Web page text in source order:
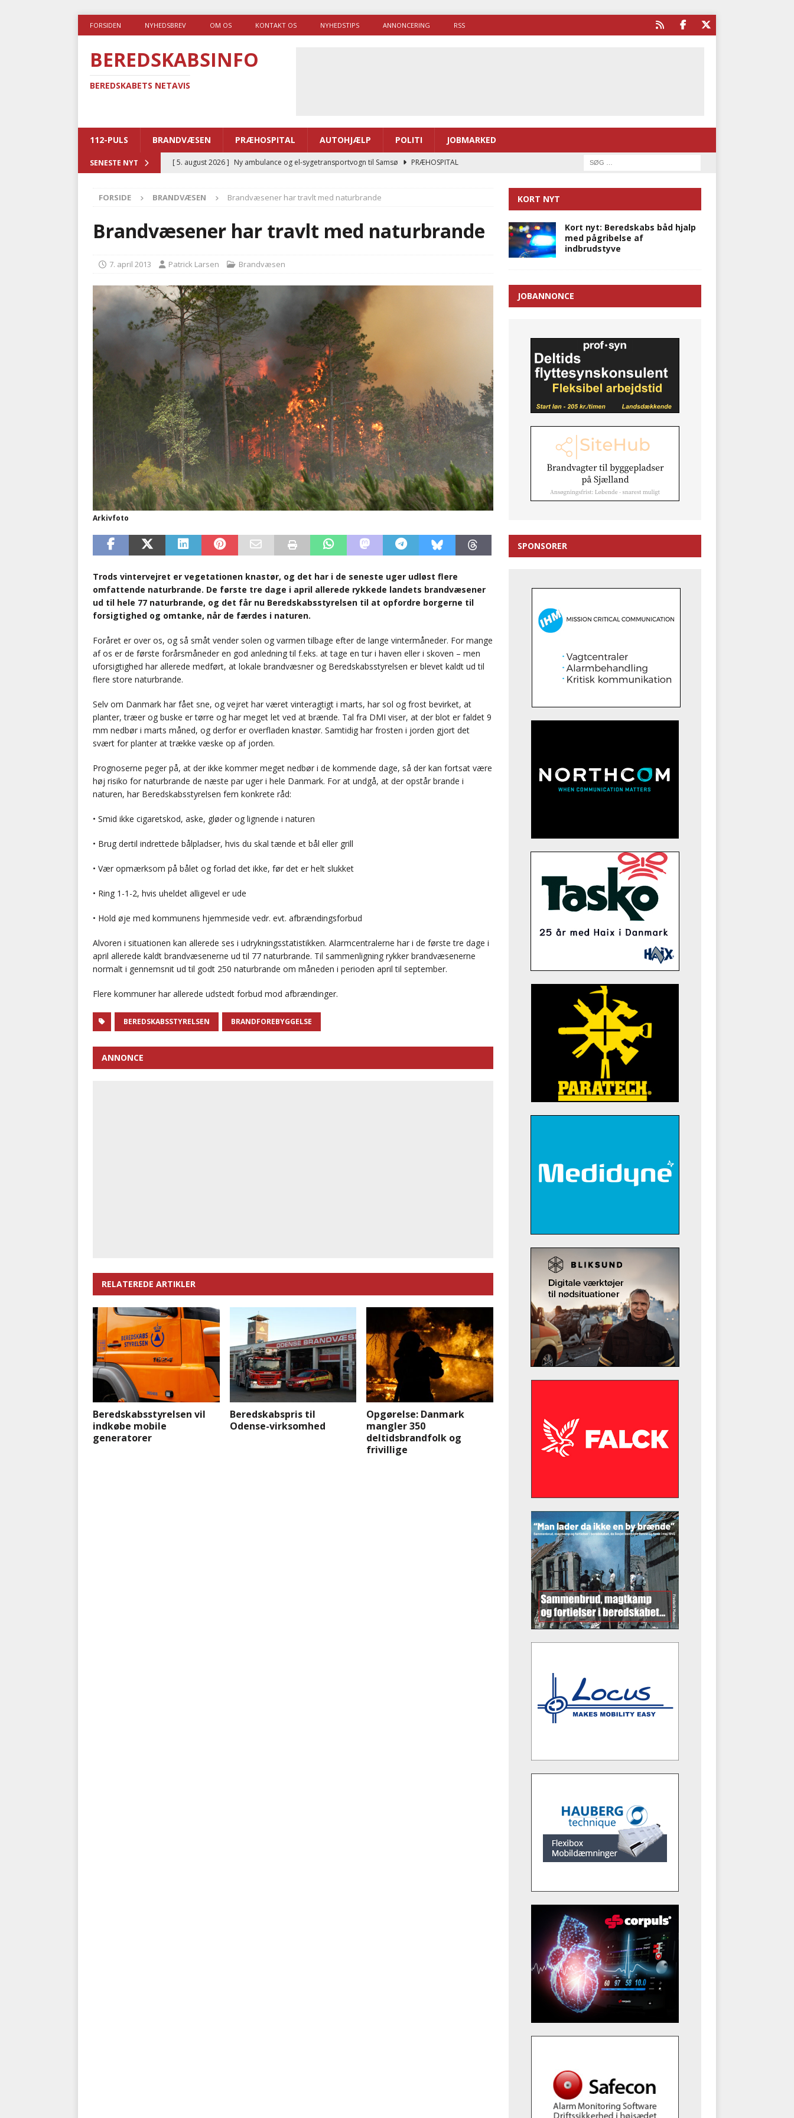
FORSIDEN NYHEDSBREV OM OS KONTAKT OS NYHEDSTIPS ANNONCERING RSS
BEREDSKABSINFO
BEREDSKABETS NETAVIS
112-PULS BRANDVÆSEN PRÆHOSPITAL AUTOHJÆLP POLITI JOBMARKED
SENESTE NYT [ 5. august 2026 ] Ny ambulance og el-sygetransportvogn til Samsø
PRÆHOSPITAL
BRANDVÆSEN
Ny treårig politiuddannelse skal ruste betjentene til mere kompleks
[ 3. august 2026 ] Kommunerne driver flere brandstationer, mens Falcks andel fortsætter
[ 5. august 2026 ] Advarer: Udløb af sygetransporttilladelser kan sende 400.000 kørsler over
i det offentlige
PRÆHOSPITAL
FORSIDE BRANDVÆSEN Brandvæsener har travlt med naturbrande
Brandvæsener har travlt med naturbrande
7. april 2013 Patrick Larsen Brandvæsen
Arkivfoto
Trods vintervejret er vegetationen knastør, og det har i de seneste uger udløst flere
omfattende naturbrande. De første tre dage i april allerede rykkede landets brandvæsener
ud til hele 77 naturbrande, og det får nu Beredskabsstyrelsen til at opfordre borgerne til
forsigtighed og omtanke, når de færdes i naturen.
Foråret er over os, og så småt vender solen og varmen tilbage efter de lange vintermåneder. For mange
af os er de første forårsmåneder en god anledning til f.eks. at tage en tur i haven eller i skoven – men
uforsigtighed har allerede medført, at lokale brandvæsner og Beredskabsstyrelsen er blevet kaldt ud til
flere store naturbrande.
Selv om Danmark har fået sne, og vejret har været vinteragtigt i marts, har sol og frost bevirket, at
planter, træer og buske er tørre og har meget let ved at brænde. Tal fra DMI viser, at der blot er faldet 9
mm nedbør i marts måned, og derfor er overfladen knastør. Samtidig har frosten i jorden gjort det
svært for planter at trække væske op af jorden.
Prognoserne peger på, at der ikke kommer meget nedbør i de kommende dage, så der kan fortsat være
høj risiko for naturbrande de næste par uger i hele Danmark. For at undgå, at der opstår brande i
naturen, har Beredskabsstyrelsen fem konkrete råd:
• Smid ikke cigaretskod, aske, gløder og lignende i naturen
• Brug dertil indrettede bålpladser, hvis du skal tænde et bål eller grill
• Vær opmærksom på bålet og forlad det ikke, før det er helt slukket
• Ring 1-1-2, hvis uheldet alligevel er ude
• Hold øje med kommunens hjemmeside vedr. evt. afbrændingsforbud
Alvoren i situationen kan allerede ses i udrykningsstatistikken. Alarmcentralerne har i de første tre dage i
april allerede kaldt brandvæsenerne ud til 77 naturbrande. Til sammenligning rykker brandvæsenerne
normalt i gennemsnit ud til godt 250 naturbrande om måneden i perioden april til september.
Flere kommuner har allerede udstedt forbud mod afbrændinger.
BEREDSKABSSTYRELSEN BRANDFOREBYGGELSE
ANNONCE
RELATEREDE ARTIKLER
Beredskabsstyrelsen vil
indkøbe mobile
generatorer
Beredskabspris til
Odense-virksomhed
Opgørelse: Danmark
mangler 350
deltidsbrandfolk og
frivillige
KORT NYT
Kort nyt: Beredskabs båd hjalp
med pågribelse af
indbrudstyve
JOBANNONCE
SPONSORER